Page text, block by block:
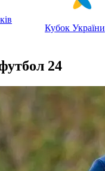
Кубок України
24